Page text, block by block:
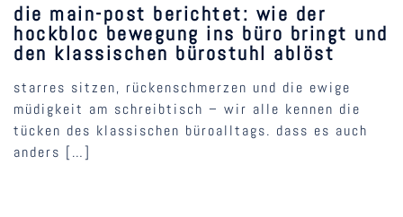
die main-post berichtet: wie der
hockbloc bewegung ins büro bringt und
den klassischen bürostuhl ablöst
starres sitzen, rückenschmerzen und die ewige
müdigkeit am schreibtisch – wir alle kennen die
tücken des klassischen büroalltags. dass es auch
anders […]